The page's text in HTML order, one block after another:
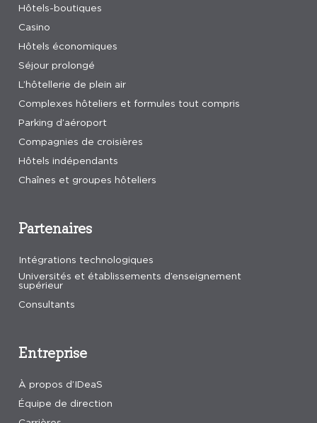
Hôtels-boutiques
Casino
Hôtels économiques
Séjour prolongé
L’hôtellerie de plein air
Complexes hôteliers et formules tout compris
Parking d’aéroport
Compagnies de croisières
Hôtels indépendants
Chaînes et groupes hôteliers
Entreprise
À propos d’IDeaS
Équipe de direction
Partenaires
Intégrations technologiques
Universités et établissements d’enseignement
supérieur
Consultants